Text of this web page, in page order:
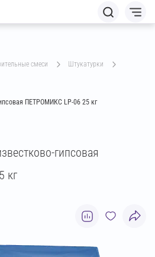
смеси штукатурки
ПЕТРОМИКС LP-06 25 кг
гипсовая
кг